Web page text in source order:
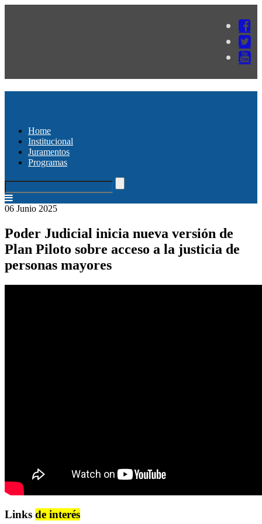
Home
Institucional
Juramentos
Programas
06 Junio 2025
Poder Judicial inicia nueva versión de
Plan Piloto sobre acceso a la justicia de
personas mayores
Links de interés